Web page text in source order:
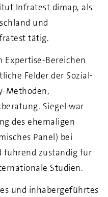
Infratest dimap, als
und
tätig.
Expertise-Bereichen
Felder der Sozial-
Methoden,
Siegel war
des ehemaligen
Panel) bei
zuständig für
Studien.
und inhabergeführtes